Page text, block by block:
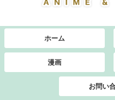
ホーム
漫画
お問い